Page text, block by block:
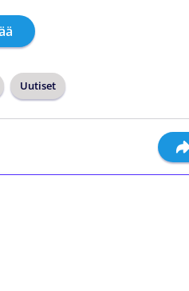
Uutiset